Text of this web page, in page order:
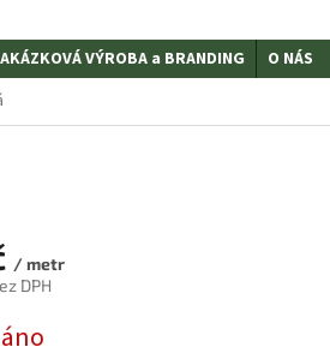
VÝROBA a BRANDING
O NÁS
/ metr
DPH